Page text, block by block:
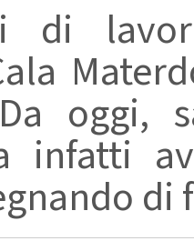
di
oggi,
infatti
di